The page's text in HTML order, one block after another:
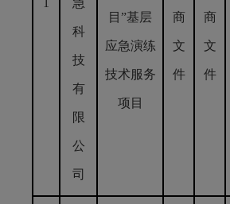
1 急
科
技
有
限
公
司
目”基层
应急演练
技术服务
项目
商
文
件
商
文
件